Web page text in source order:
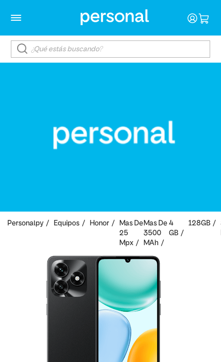
Personalpy Equipos Honor
Mas De
25
Mpx
Mas De
3500
MAh
4
GB
128GB